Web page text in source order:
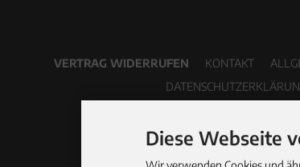
VERTRAG WIDERRUFEN KONTAKT
Diese Webseite